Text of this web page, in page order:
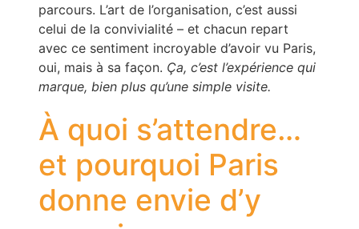
parcours. L’art de l’organisation, c’est aussi
celui de la convivialité – et chacun repart
avec ce sentiment incroyable d’avoir vu Paris,
oui, mais à sa façon. Ça, c’est l’expérience qui
marque, bien plus qu’une simple visite.
À quoi s’attendre…
et pourquoi Paris
donne envie d’y